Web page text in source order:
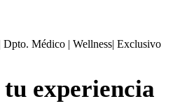
Dpto. Médico | Wellness| Exclusivo
experiencia